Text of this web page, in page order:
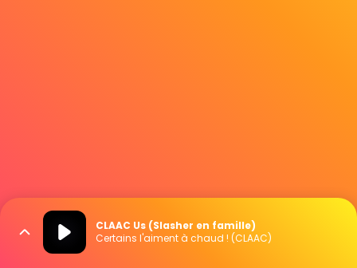
CLAAC Us (Slasher en famille)
Certains l'aiment à chaud ! (CLAAC)